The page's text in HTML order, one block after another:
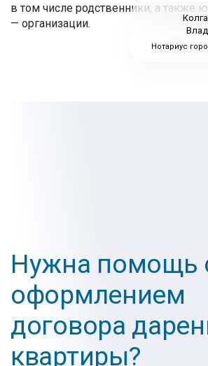
в том числе родственники, а также
— организации.
Нужна помощь
оформлением
договора
квартиры?
Нотариус